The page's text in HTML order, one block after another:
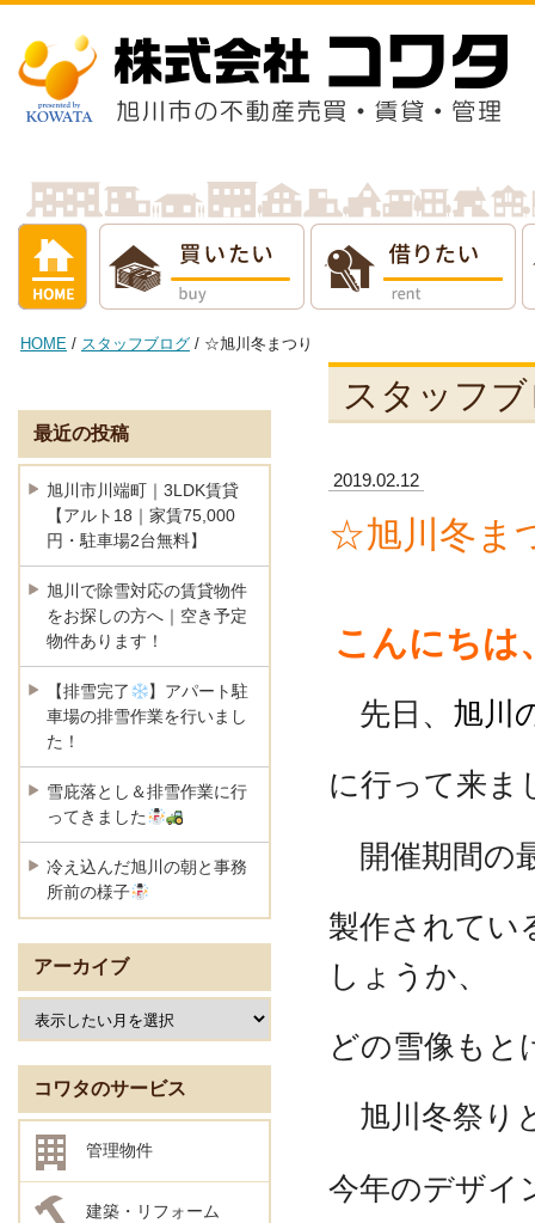
HOME / スタッフブログ / ☆旭川冬まつり
スタッフ
2019.02.12
☆旭川冬ま
こんにちは
先日、 旭川
に行って来
開催期間の
製作されてい
しょうか、
どの雪像も
旭川冬祭り
今年のデザイ
最近の投稿
旭川市川端町｜3LDK賃貸
【アルト18｜家賃75,000
円・駐車場2台無料】
旭川で除雪対応の賃貸物件
をお探しの方へ｜空き予定
物件あります！
【排雪完了
】アパート駐
車場の排雪作業を行いまし
た！
雪庇落とし＆排雪作業に行
ってきました
冷え込んだ旭川の朝と事務
所前の様子
アーカイブ
コワタのサービス
管理物件
建築・リフォーム